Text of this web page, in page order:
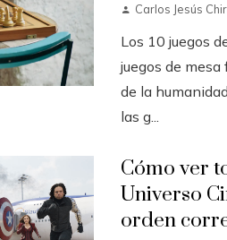
Carlos Jesús
Los 10 juegos
juegos de
de la
las g...
Cómo ver
Universo
orden